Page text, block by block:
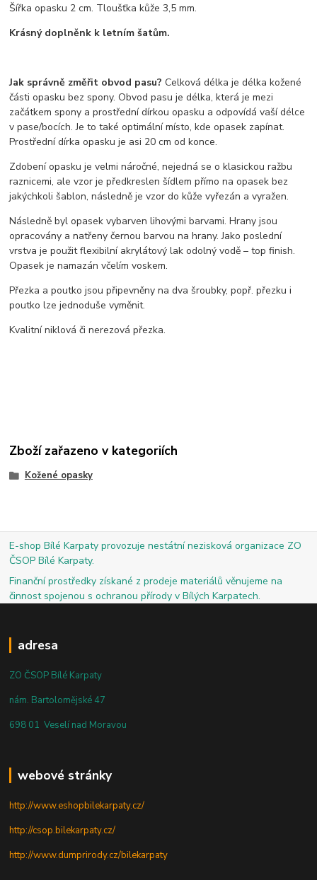
Šířka opasku 2 cm. Tloušťka kůže 3,5 mm.
Krásný doplněnk k letním šatům.
Jak správně změřit obvod pasu?Celková délka je délka kožené
části opasku bez spony. Obvod pasu je délka, která je mezi
začátkem spony a prostřední dírkou opasku a odpovídá vaší délce
v pase/bocích. Je to také optimální místo, kde opasek zapínat.
Prostřední dírka opasku je asi 20 cm od konce.
Zdobení opasku je velmi náročné, nejedná se o klasickou ražbu
raznicemi, ale vzor je předkreslen šídlem přímo na opasek bez
jakýchkoli šablon, následně je vzor do kůže vyřezán a vyražen.
Následně byl opasek vybarven lihovými barvami. Hrany jsou
opracovány a natřeny černou barvou na hrany. Jako poslední
vrstva je použit flexibilní akrylátový lak odolný vodě – top finish.
Opasek je namazán včelím voskem.
Přezka a poutko jsou připevněny na dva šroubky, popř. přezku i
poutko lze jednoduše vyměnit.
Kvalitní niklová či nerezová přezka.
Zboží zařazeno v kategoriích
Kožené opasky
E-shop Bílé Karpaty provozuje nestátní nezisková organizace ZO
ČSOP Bílé Karpaty.
Finanční prostředky získané z prodeje materiálů věnujeme na
činnost spojenou s ochranou přírody v Bílých Karpatech.
adresa
ZO ČSOP Bílé Karpaty
nám. Bartolomějské 47
698 01 Veselí nad Moravou
webové stránky
http://www.eshopbilekarpaty.cz/
http://csop.bilekarpaty.cz/
http://www.dumprirody.cz/bilekarpaty